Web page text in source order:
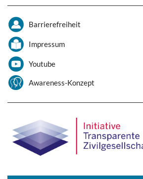
Barrierefreiheit
Impressum
Youtube
Awareness-Konzept